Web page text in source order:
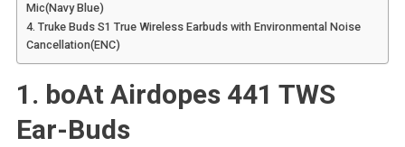
Rs
Mic(Navy Blue)
4. Truke Buds S1 True Wireless Earbuds with Environmental Noise
Cancellation(ENC)
1. boAt Airdopes 441 TWS
Ear-Buds